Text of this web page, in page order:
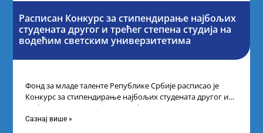
Расписан Конкурс за стипендирање најбољих
студената другог и трећег степена студија на
водећим светским универзитетима
Фонд за младе таленте Републике Србије расписао је
Конкурс за стипендирање најбољих студената другог и
трећег степена студија на водећим
Сазнај више »